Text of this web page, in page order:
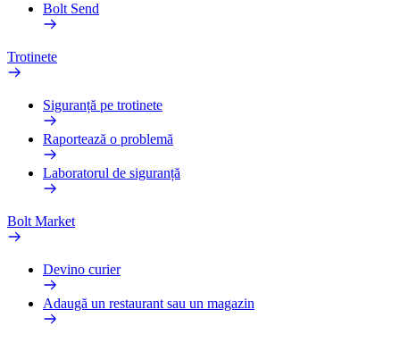
Bolt Send
Trotinete
Siguranță pe trotinete
Raportează o problemă
Laboratorul de siguranță
Bolt Market
Devino curier
Adaugă un restaurant sau un magazin